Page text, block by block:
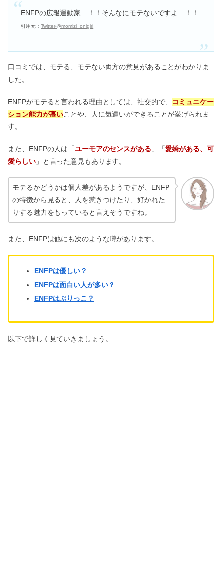
ENFPは性格悪い＆嫌われる？うざい
は言ってはいけない？
愛や相性が悪いのは？
他人に興味がないから？
ENFPの広報運動家…！！そんなにモテないですよ…！！
引用元：Twitter-@momizi_onigiri
口コミでは、モテる、モテない両方の意見があることがわかりま
した。
ENFPがモテると言われる理由としては、社交的で、
コミュニケー
ション能力が高いことや、人に気遣いができることが挙げられま
す。
また、ENFPの人は「ユーモアのセンスがある 」「愛嬌がある、可
愛らしい 」と言った意見もあります。
モテるかどうかは個人差があるようですが、ENFP
の特徴から見ると、人を惹きつけたり、好かれた
りする魅力をもっていると言えそうですね。
また、ENFPは他にも次のような噂があります。
ENFPは優しい？
ENFPは面白い人が多い？
ENFPはぶりっこ？
以下で詳しく見ていきましょう。